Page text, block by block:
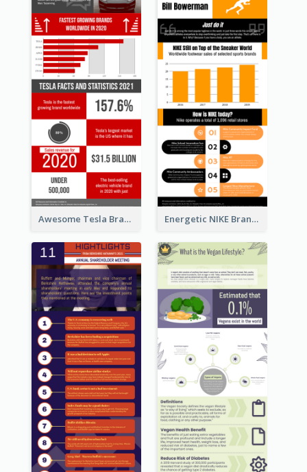
Awesome Tesla Branding Infographic Design Ideas Energetic NIKE Branding Stories Design Idea